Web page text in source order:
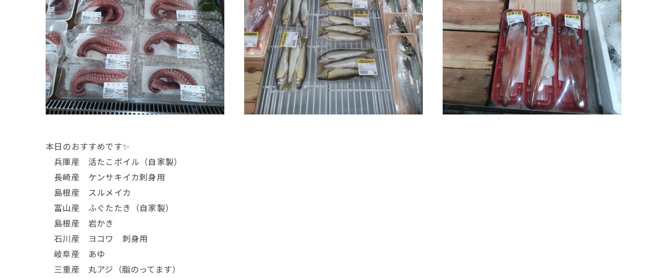
本日のおすすめです✨
兵庫産 活たこボイル（自家製）
長崎産 ケンサキイカ刺身用
島根産 スルメイカ
富山産 ふぐたたき（自家製）
島根産 岩かき
石川産 ヨコワ 刺身用
岐阜産 あゆ
三重産 丸アジ（脂のってます）